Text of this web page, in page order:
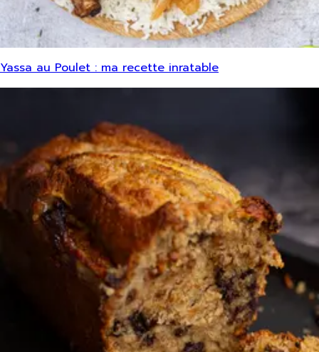
Yassa au Poulet : ma recette inratable